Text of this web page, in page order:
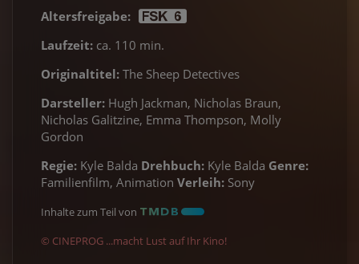
Altersfreigabe:
Laufzeit: ca. 110 min.
Originaltitel: The Sheep Detectives
Darsteller: Hugh Jackman, Nicholas Braun,
Nicholas Galitzine, Emma Thompson, Molly
Gordon
Regie: Kyle Balda Drehbuch: Kyle Balda Genre:
Familienfilm, Animation Verleih: Sony
Inhalte zum Teil von
© CINEPROG ...macht Lust auf Ihr Kino!